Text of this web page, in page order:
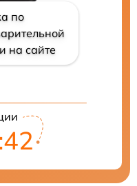
по
на сайте